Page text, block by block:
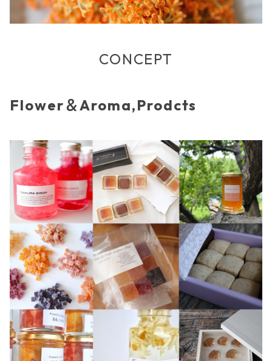
CONCEPT
Flower＆Aroma,Prodcts